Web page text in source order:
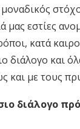
μας εστίες
κατά
διάλογο και
και με τους
διάλογο